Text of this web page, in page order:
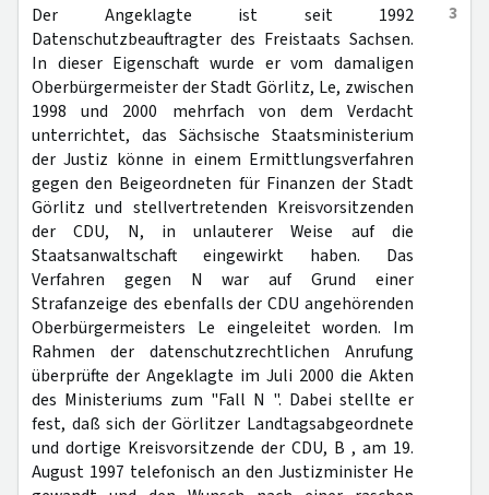
3
Der Angeklagte ist seit 1992
Datenschutzbeauftragter des Freistaats Sachsen.
In dieser Eigenschaft wurde er vom damaligen
Oberbürgermeister der Stadt Görlitz, Le, zwischen
1998 und 2000 mehrfach von dem Verdacht
unterrichtet, das Sächsische Staatsministerium
der Justiz könne in einem Ermittlungsverfahren
gegen den Beigeordneten für Finanzen der Stadt
Görlitz und stellvertretenden Kreisvorsitzenden
der CDU, N, in unlauterer Weise auf die
Staatsanwaltschaft eingewirkt haben. Das
Verfahren gegen N war auf Grund einer
Strafanzeige des ebenfalls der CDU angehörenden
Oberbürgermeisters Le eingeleitet worden. Im
Rahmen der datenschutzrechtlichen Anrufung
überprüfte der Angeklagte im Juli 2000 die Akten
des Ministeriums zum "Fall N ". Dabei stellte er
fest, daß sich der Görlitzer Landtagsabgeordnete
und dortige Kreisvorsitzende der CDU, B , am 19.
August 1997 telefonisch an den Justizminister He